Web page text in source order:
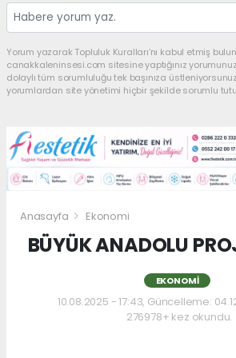
Yorum yazarak Topluluk Kuralları’nı kabul etmiş
canakkaleninsesi.com sitesine yaptığınız
dolaylı tüm sorumluluğu tek başınıza
yorumlardan site yönetimi hiçbir şekilde sorumlu
Anasayfa Ekonomi
BÜYÜK ANADOLU
EKONOMI
10.08.2025 - 17:43, Güncelleme:
276978+ kez okundu.